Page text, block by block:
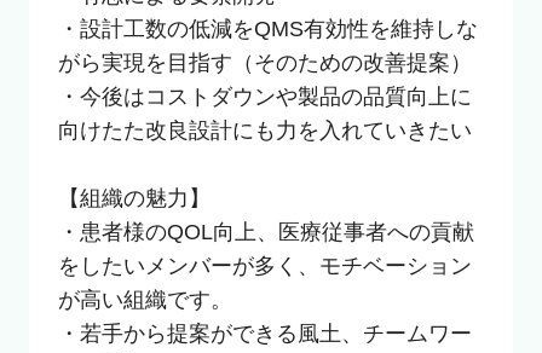
・設計工数の低減をQMS有効性を維持しな
がら実現を目指す（そのための改善提案）
・今後はコストダウンや製品の品質向上に
向けたた改良設計にも力を入れていきたい
【組織の魅力】
・患者様のQOL向上、医療従事者への貢献
をしたいメンバーが多く、モチベーション
が高い組織です。
・若手から提案ができる風土、チームワー